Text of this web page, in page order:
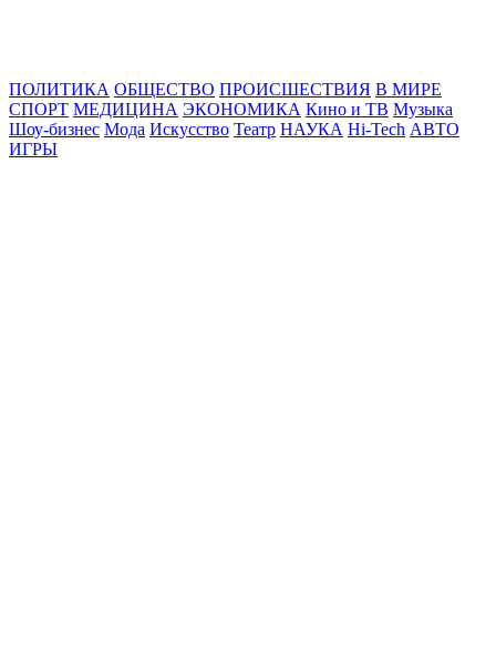
ПОЛИТИКА ОБЩЕСТВО ПРОИСШЕСТВИЯ В МИРЕ
СПОРТ МЕДИЦИНА ЭКОНОМИКА Кино и ТВ Музыка
Шоу-бизнес Мода Искусство Театр НАУКА Hi-Tech АВТО
ИГРЫ